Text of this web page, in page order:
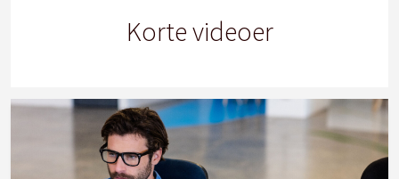
Korte videoer